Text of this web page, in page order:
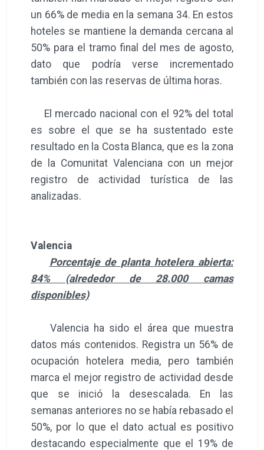
un 66% de media en la semana 34. En estos
hoteles se mantiene la demanda cercana al
50% para el tramo final del mes de agosto,
dato que podría verse incrementado
también con las reservas de última horas.
El mercado nacional con el 92% del total
es sobre el que se ha sustentado este
resultado en la Costa Blanca, que es la zona
de la Comunitat Valenciana con un mejor
registro de actividad turística de las
analizadas.
Valencia
Porcentaje de planta hotelera abierta:
84% (alrededor de 28.000 camas
disponibles)
Valencia ha sido el área que muestra
datos más contenidos. Registra un 56% de
ocupación hotelera media, pero también
marca el mejor registro de actividad desde
que se inició la desescalada. En las
semanas anteriores no se había rebasado el
50%, por lo que el dato actual es positivo
destacando especialmente que el 19% de